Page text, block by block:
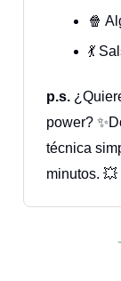
🍿
💃
p.s.
power?
técnica
minutos. 💥